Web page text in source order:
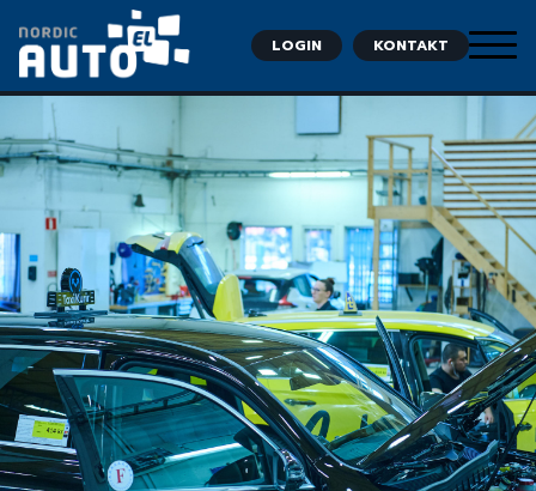
LOGIN KONTAKT
Registreringsnummer: (Viktigt vid prisfråga)
* Obligatoriska fält
Nordic Auto El får gärna skicka information till mig
som kan förbättra min verksamhet.